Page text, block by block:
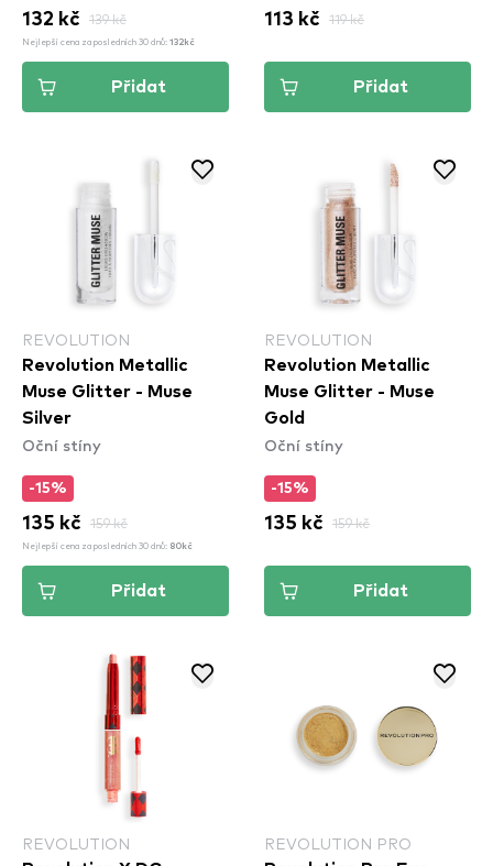
132 kč 139 kč
Nejlepší cena za posledních 30 dnů: 132kč
Přidat
113 kč 119 kč
Přidat
REVOLUTION
Revolution Metallic
Muse Glitter - Muse
Silver
Oční stíny
-15%
135 kč 159 kč
Nejlepší cena za posledních 30 dnů: 80kč
Přidat
REVOLUTION
Revolution Metallic
Muse Glitter - Muse
Gold
Oční stíny
-15%
135 kč 159 kč
Přidat
REVOLUTION REVOLUTION PRO